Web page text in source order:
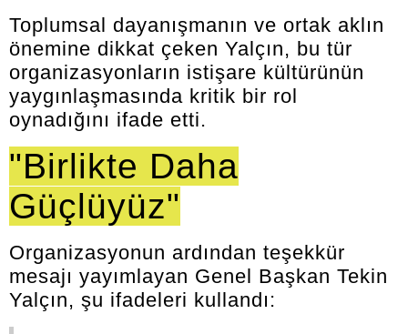
Toplumsal dayanışmanın ve ortak aklın
önemine dikkat çeken Yalçın, bu tür
organizasyonların istişare kültürünün
yaygınlaşmasında kritik bir rol
oynadığını ifade etti.
"Birlikte Daha
Güçlüyüz"
Organizasyonun ardından teşekkür
mesajı yayımlayan Genel Başkan Tekin
Yalçın, şu ifadeleri kullandı: